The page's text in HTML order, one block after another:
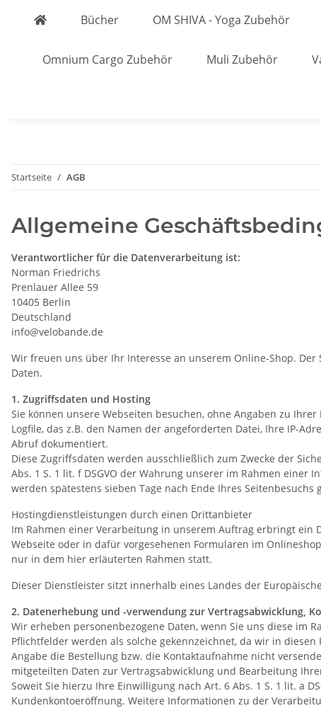
Bücher OM SHIVA - Yoga Zubehör
Omnium Cargo Zubehör Muli Zubehör
Startseite AGB
Allgemeine
Verantwortlicher für die Datenverarbeitung ist:
Norman Friedrichs
Prenlauer Allee 59
10405 Berlin
Deutschland
info@velobande.de
Wir freuen uns über Ihr Interesse an unserem Online-Shop.
Daten.
1. Zugriffsdaten und Hosting
Sie können unsere Webseiten besuchen, ohne Angaben zu
Logfile, das z.B. den Namen der angeforderten Datei, Ihre IP-
Abruf dokumentiert.
Diese Zugriffsdaten werden ausschließlich zum Zwecke der
Abs. 1 S. 1 lit. f DSGVO der Wahrung unserer im Rahmen
werden spätestens sieben Tage nach Ende Ihres Seitenbesuchs
Hostingdienstleistungen durch einen Drittanbieter
Im Rahmen einer Verarbeitung in unserem Auftrag erbringt
Webseite oder in dafür vorgesehenen Formularen im
nur in dem hier erläuterten Rahmen statt.
Dieser Dienstleister sitzt innerhalb eines Landes der
2. Datenerhebung und -verwendung zur Vertragsabwicklung,
Wir erheben personenbezogene Daten, wenn Sie uns diese im
Pflichtfelder werden als solche gekennzeichnet, da wir in
Angabe die Bestellung bzw. die Kontaktaufnahme nicht
mitgeteilten Daten zur Vertragsabwicklung und Bearbeitung
Soweit Sie hierzu Ihre Einwilligung nach Art. 6 Abs. 1 S. 1 lit. a
Kundenkontoeröffnung. Weitere Informationen zu der